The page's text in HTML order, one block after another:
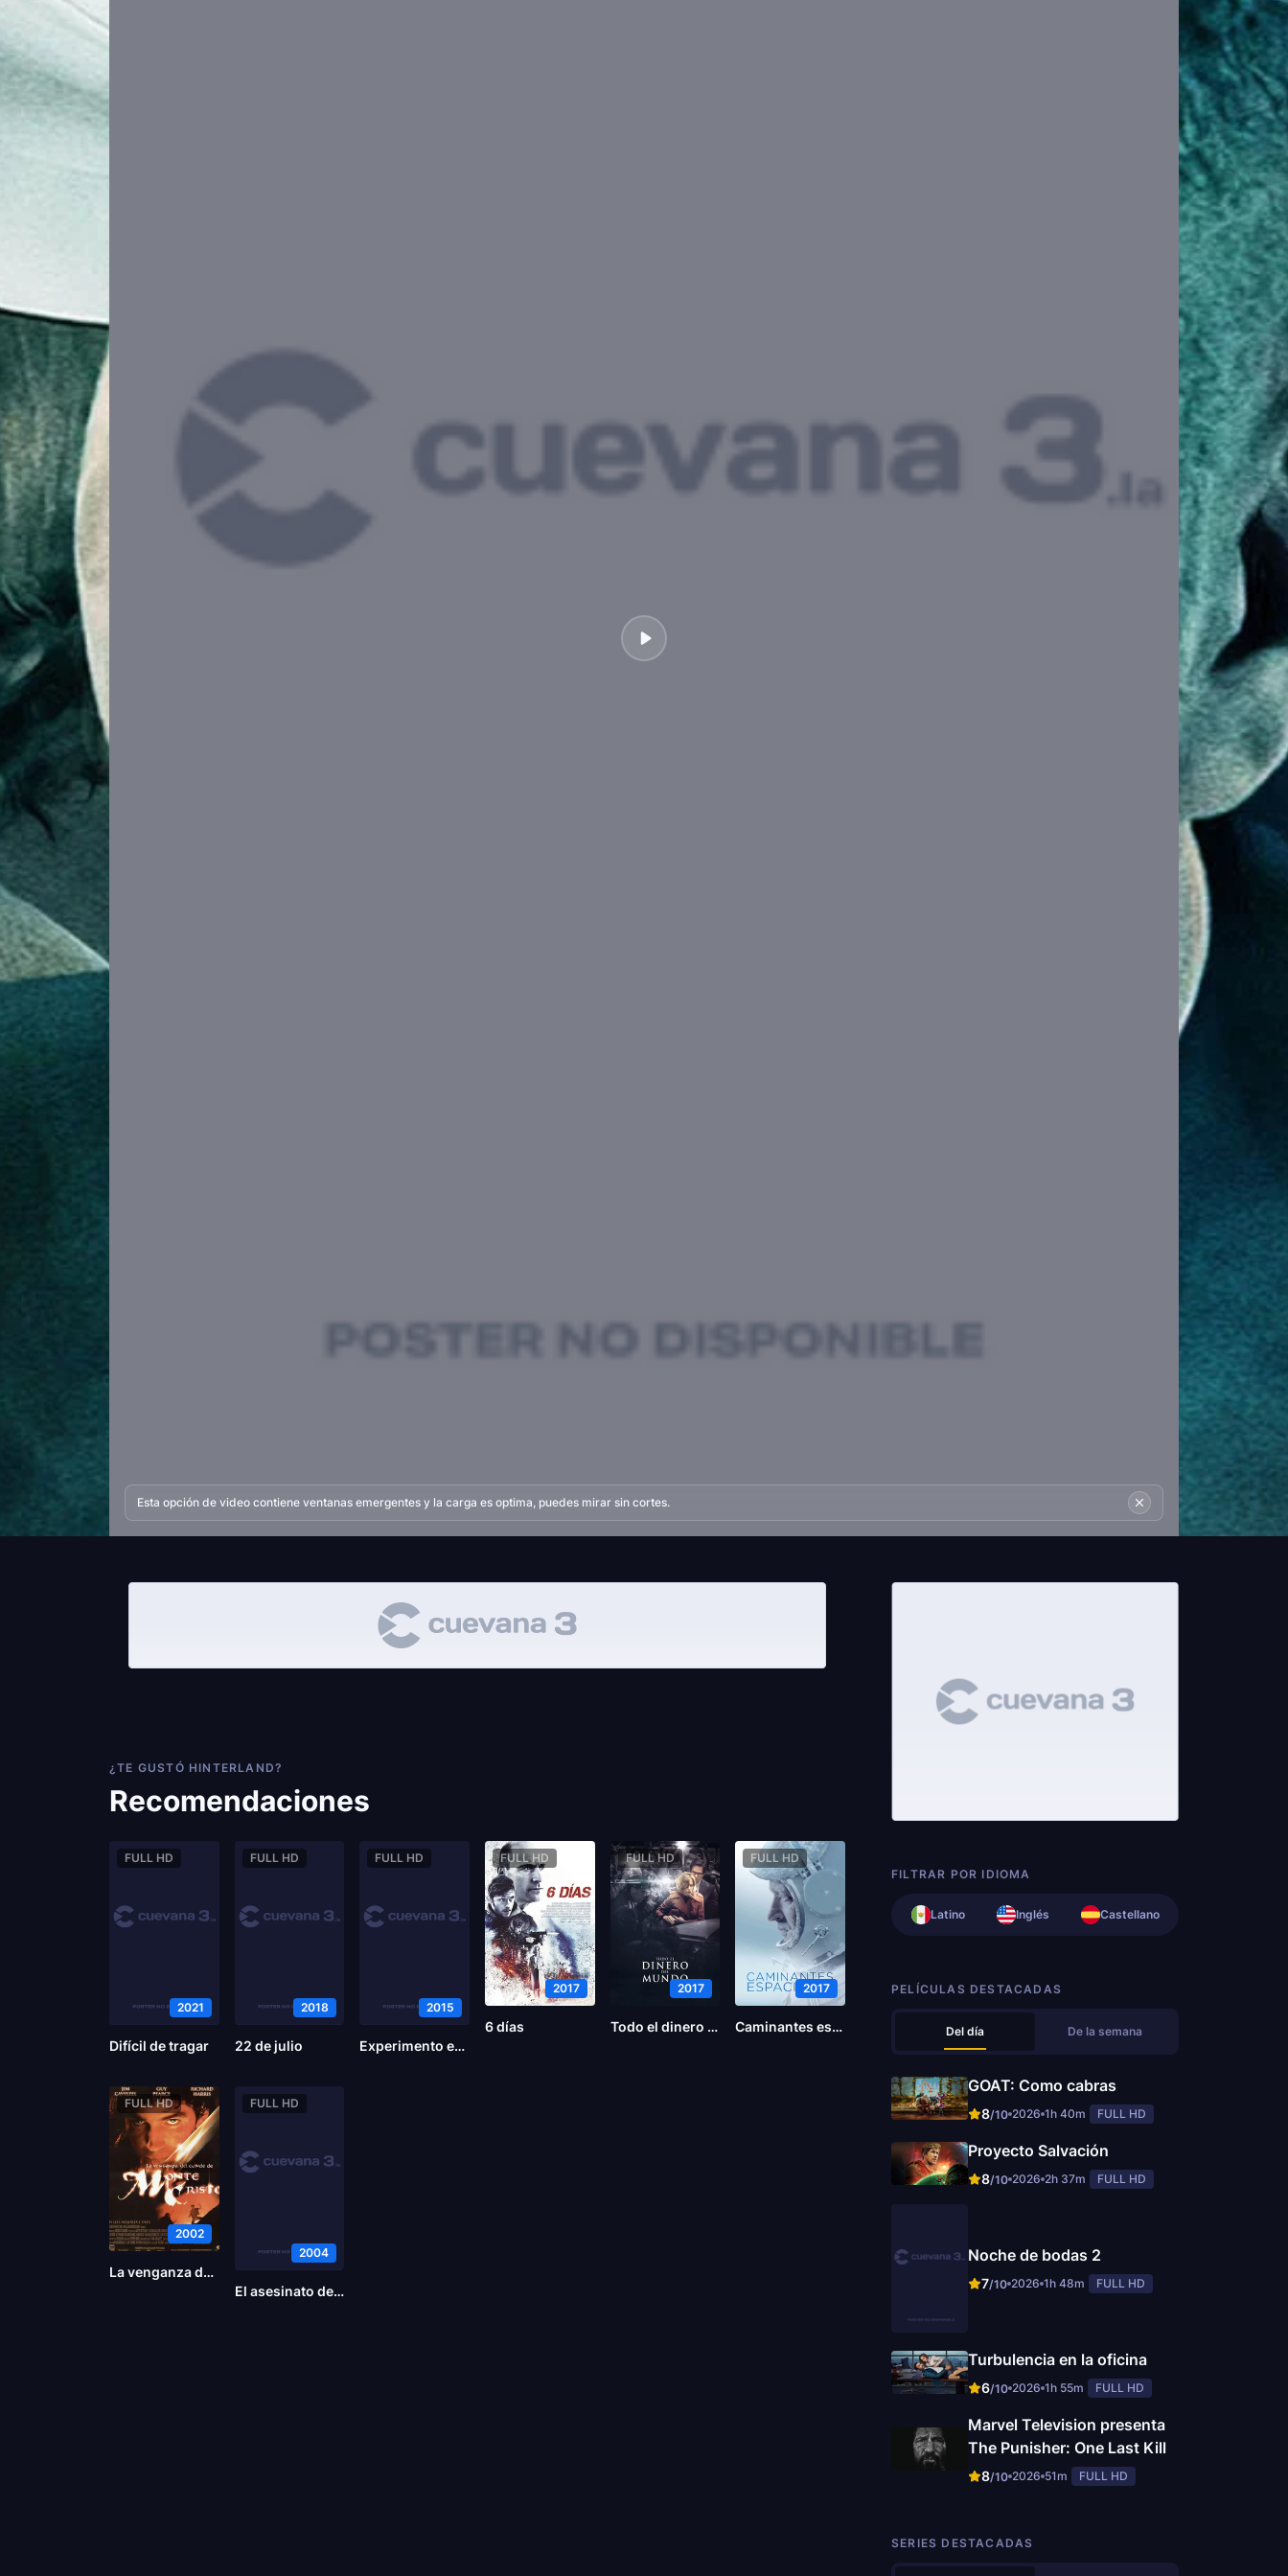
Esta opción de video contiene ventanas emergentes y la carga es optima, puedes mirar sin cortes.
¿TE GUSTÓ HINTERLAND?
Recomendaciones
FULL HD
2021
Difícil de tragar
FULL HD
2018
22 de julio
FULL HD
2015
Experimento en la prisión de Stanford
FULL HD
2017
6 días
FULL HD
2017
Todo el dinero del mundo
FULL HD
2017
Caminantes espaciales
FULL HD
2002
La venganza del conde de Montecristo
FULL HD
2004
El asesinato de Richard Nixon
FILTRAR POR IDIOMA
Latino Inglés Castellano
PELÍCULAS DESTACADAS
Del día De la semana
GOAT: Como cabras
8/10 2026 1h 40m FULL HD
Proyecto Salvación
8/10 2026 2h 37m FULL HD
Noche de bodas 2
7/10 2026 1h 48m FULL HD
Turbulencia en la oficina
6/10 2026 1h 55m FULL HD
Marvel Television presenta
The Punisher: One Last Kill
8/10 2026 51m FULL HD
SERIES DESTACADAS